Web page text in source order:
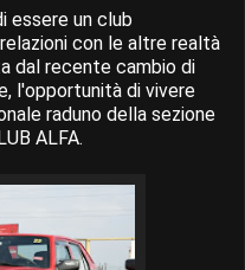
essere un club
con le altre realtà
dal recente cambio di
l'opportunità di vivere
raduno della sezione
ALFA.